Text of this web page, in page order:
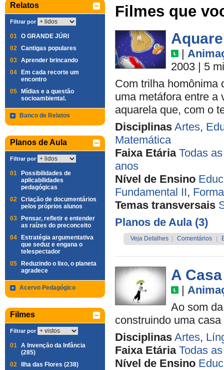
Relatos
Filtrar por
01 O GRANDE JÚRI
02 Cantigas populares
03 Aprender brincando
04
Em cada recorte um
encontro
05
Mídias e a questão
socioambiental.
Banco de Relatos
Planos de Aula
Filtrar por
01
Possibilidades de
aplicabilidades
pedagógicas
02 Criação de documentários
pelos próprios alunos
03
Pensar, refletir e entender
as raízes do preconceito
04
Estratégia argumentativa
que seduz e engana o
telespectador
05
Reduzindo o lixo, o planeta
agradece
Acervo Pedagógico
Filmes
Filtrar por
01 A Invenção da Infância
(285)
02
Ilha das Flores (238)
Filmes que
|
2003 | 5
Com trilha homônima
uma metáfora entre a
aquarela que, com o
Disciplinas Artes,
Matemática
Faixa Etária Todas
anos
Nível de Ensino
Fundamental II,
Temas transversais
Planos de Aula (3)
Veja Detalhes Comentários
A Casa
|
Ao som
construindo uma
Disciplinas Artes,
Faixa Etária Todas
Nível de Ensino